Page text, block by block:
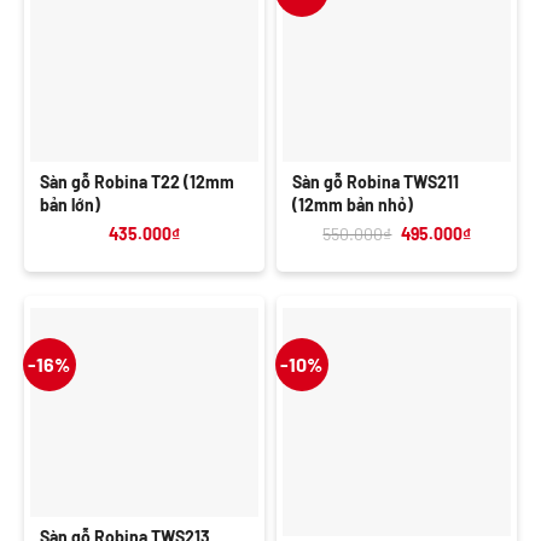
Sàn gỗ Robina T22 (12mm
bản lớn)
435.000₫
Sàn gỗ Robina TWS211
(12mm bản nhỏ)
550.000₫ Giá
550.000₫.
495.000₫Giá
là:
-16%
Sàn gỗ Robina TWS213
-10%